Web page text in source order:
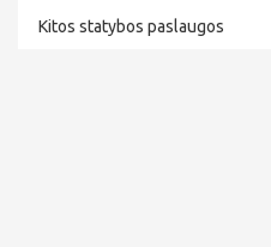
Kitos statybos paslaugos